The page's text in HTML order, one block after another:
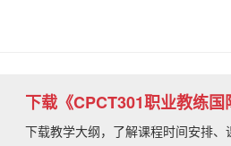
下载《CPCT301职业教练
下载教学大纲，了解课程时间安排